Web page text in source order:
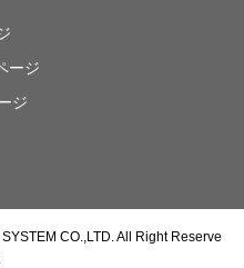
ージ
ジ
CO.,LTD.All Right Reserve